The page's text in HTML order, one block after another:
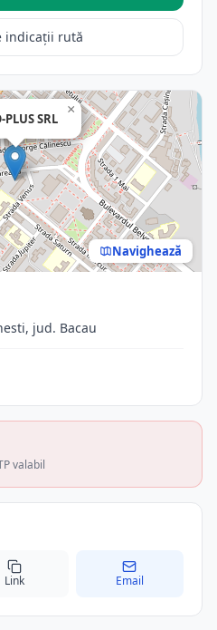
indicații rută
PLUS SRL
×
Navighează
jud. Bacau
valabil
Link Email